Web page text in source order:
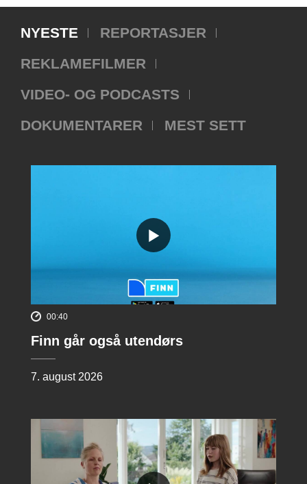
NYESTE
REPORTASJER
REKLAMEFILMER
VIDEO- OG PODCASTS
DOKUMENTARER
MEST SETT
00:40
Finn går også utendørs
7. august 2026